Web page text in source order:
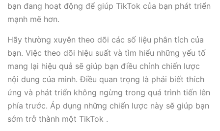
bạn đang hoạt động để giúp TikTok của bạn phát triển
mạnh mẽ hơn.
Hãy thường xuyên theo dõi các số liệu phân tích của
bạn. Việc theo dõi hiệu suất và tìm hiểu những yếu tố
mang lại hiệu quả sẽ giúp bạn điều chỉnh chiến lược
nội dung của mình. Điều quan trọng là phải biết thích
ứng và phát triển không ngừng trong quá trình tiến lên
phía trước. Áp dụng những chiến lược này sẽ giúp bạn
sớm trở thành một TikTok .